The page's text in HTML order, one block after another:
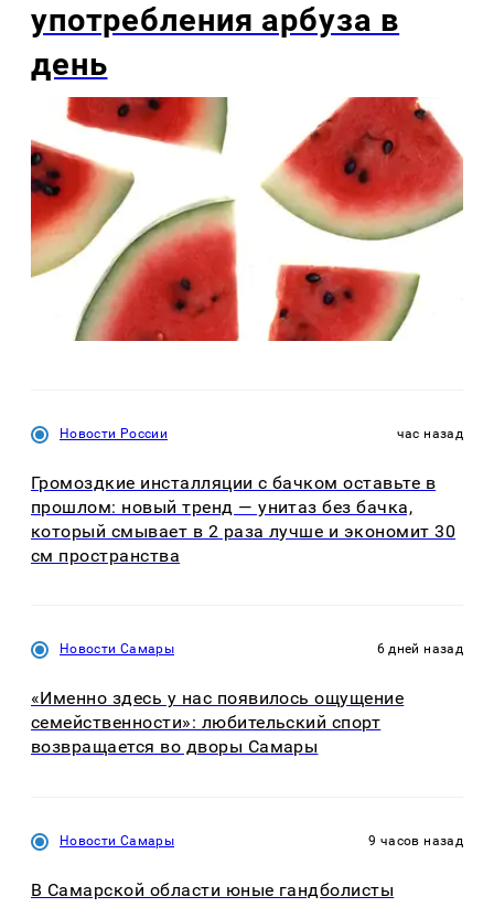
употребления арбуза в
день
Новости России час назад
Громоздкие инсталляции с бачком оставьте в
прошлом: новый тренд — унитаз без бачка,
который смывает в 2 раза лучше и экономит 30
см пространства
Новости Самары 6 дней назад
«Именно здесь у нас появилось ощущение
семейственности»: любительский спорт
возвращается во дворы Самары
Новости Самары 9 часов назад
В Самарской области юные гандболисты